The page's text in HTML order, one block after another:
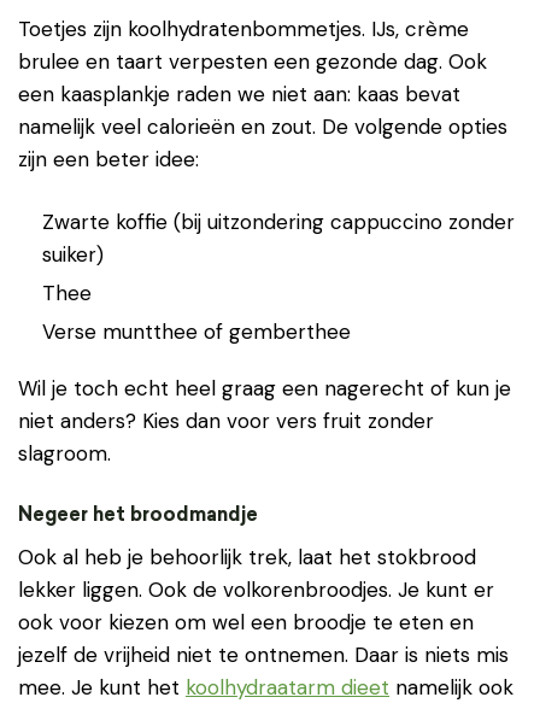
Toetjes zijn koolhydratenbommetjes. IJs, crème
brulee en taart verpesten een gezonde dag. Ook
een kaasplankje raden we niet aan: kaas bevat
namelijk veel calorieën en zout. De volgende opties
zijn een beter idee:
Zwarte koffie (bij uitzondering cappuccino zonder
suiker)
Thee
Verse muntthee of gemberthee
Wil je toch echt heel graag een nagerecht of kun je
niet anders? Kies dan voor vers fruit zonder
slagroom.
Negeer het broodmandje
Ook al heb je behoorlijk trek, laat het stokbrood
lekker liggen. Ook de volkorenbroodjes. Je kunt er
ook voor kiezen om wel een broodje te eten en
jezelf de vrijheid niet te ontnemen. Daar is niets mis
mee. Je kunt het koolhydraatarm dieet namelijk ook